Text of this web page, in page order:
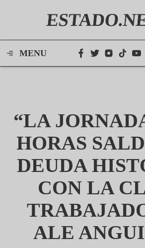
MENU
“LA
HORAS
DEUDA
CON LA
ALE